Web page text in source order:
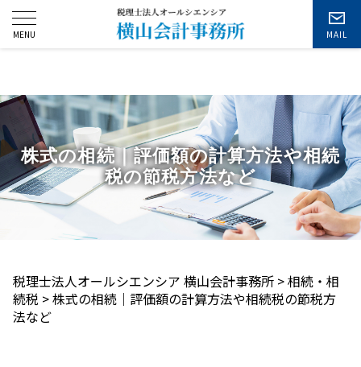
お問い合わせ
株式の相続｜評価額の計算方法や相続
税の節税方法など
税理士法人オールシエンシア 横山会計事務所 >相続・相
続税 >株式の相続｜評価額の計算方法や相続税の節税方
法など